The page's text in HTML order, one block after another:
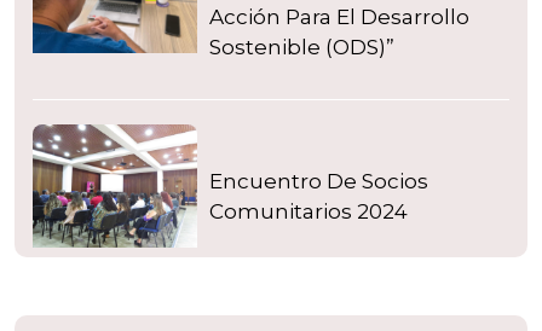
Acción Para El Desarrollo
Sostenible (ODS)”
Encuentro De Socios
Comunitarios 2024